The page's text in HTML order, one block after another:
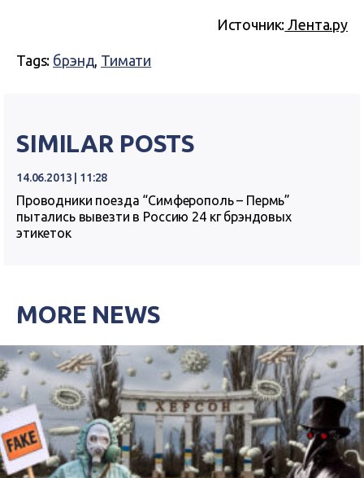
Источник: Лента.ру
Tags: брэнд, Тимати
SIMILAR POSTS
14.06.2013 | 11:28
Проводники поезда “Симферополь – Пермь”
пытались вывезти в Россию 24 кг брэндовых
этикеток
MORE NEWS